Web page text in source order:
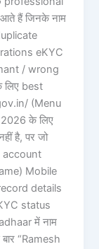
हैं जिनके नाम
eKYC
/ wrong
लिए best
(Menu
के लिए
है, पर जो
account
Mobile
details
status
में नाम
“Ramesh